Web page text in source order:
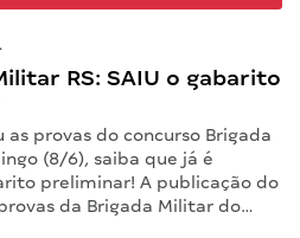
RS: SAIU o gabarito
as provas do concurso Brigada
(8/6), saiba que já é
preliminar! A publicação do
da Brigada Militar do…